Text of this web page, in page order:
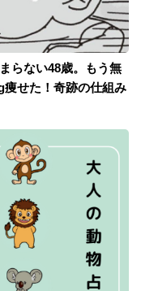
らない48歳。もう無
せた！奇跡の仕組み